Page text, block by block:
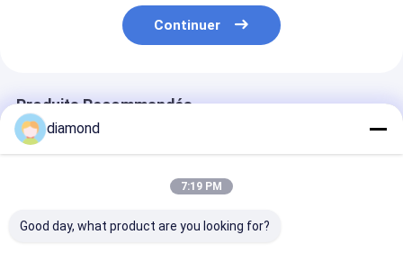
Continuer
Produits Recommandés
diamond
7:19 PM
Good day, what product are you looking for?